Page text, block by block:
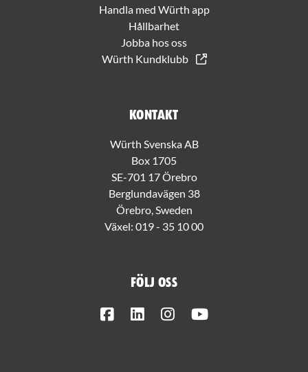
Handla med Würth app
Hållbarhet
Jobba hos oss
Würth Kundklubb
Kontakt
Würth Svenska AB
Box 1705
SE-701 17 Örebro
Berglundavägen 38
Örebro, Sweden
Växel: 019 - 35 10 00
Följ oss
FacebookLinkedInInstagram